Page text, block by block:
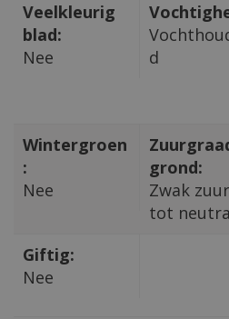
Veelkleurig
blad:
Nee
d
Wintergroen
:
Nee
grond:
Zwak zuur
tot
Giftig:
Nee